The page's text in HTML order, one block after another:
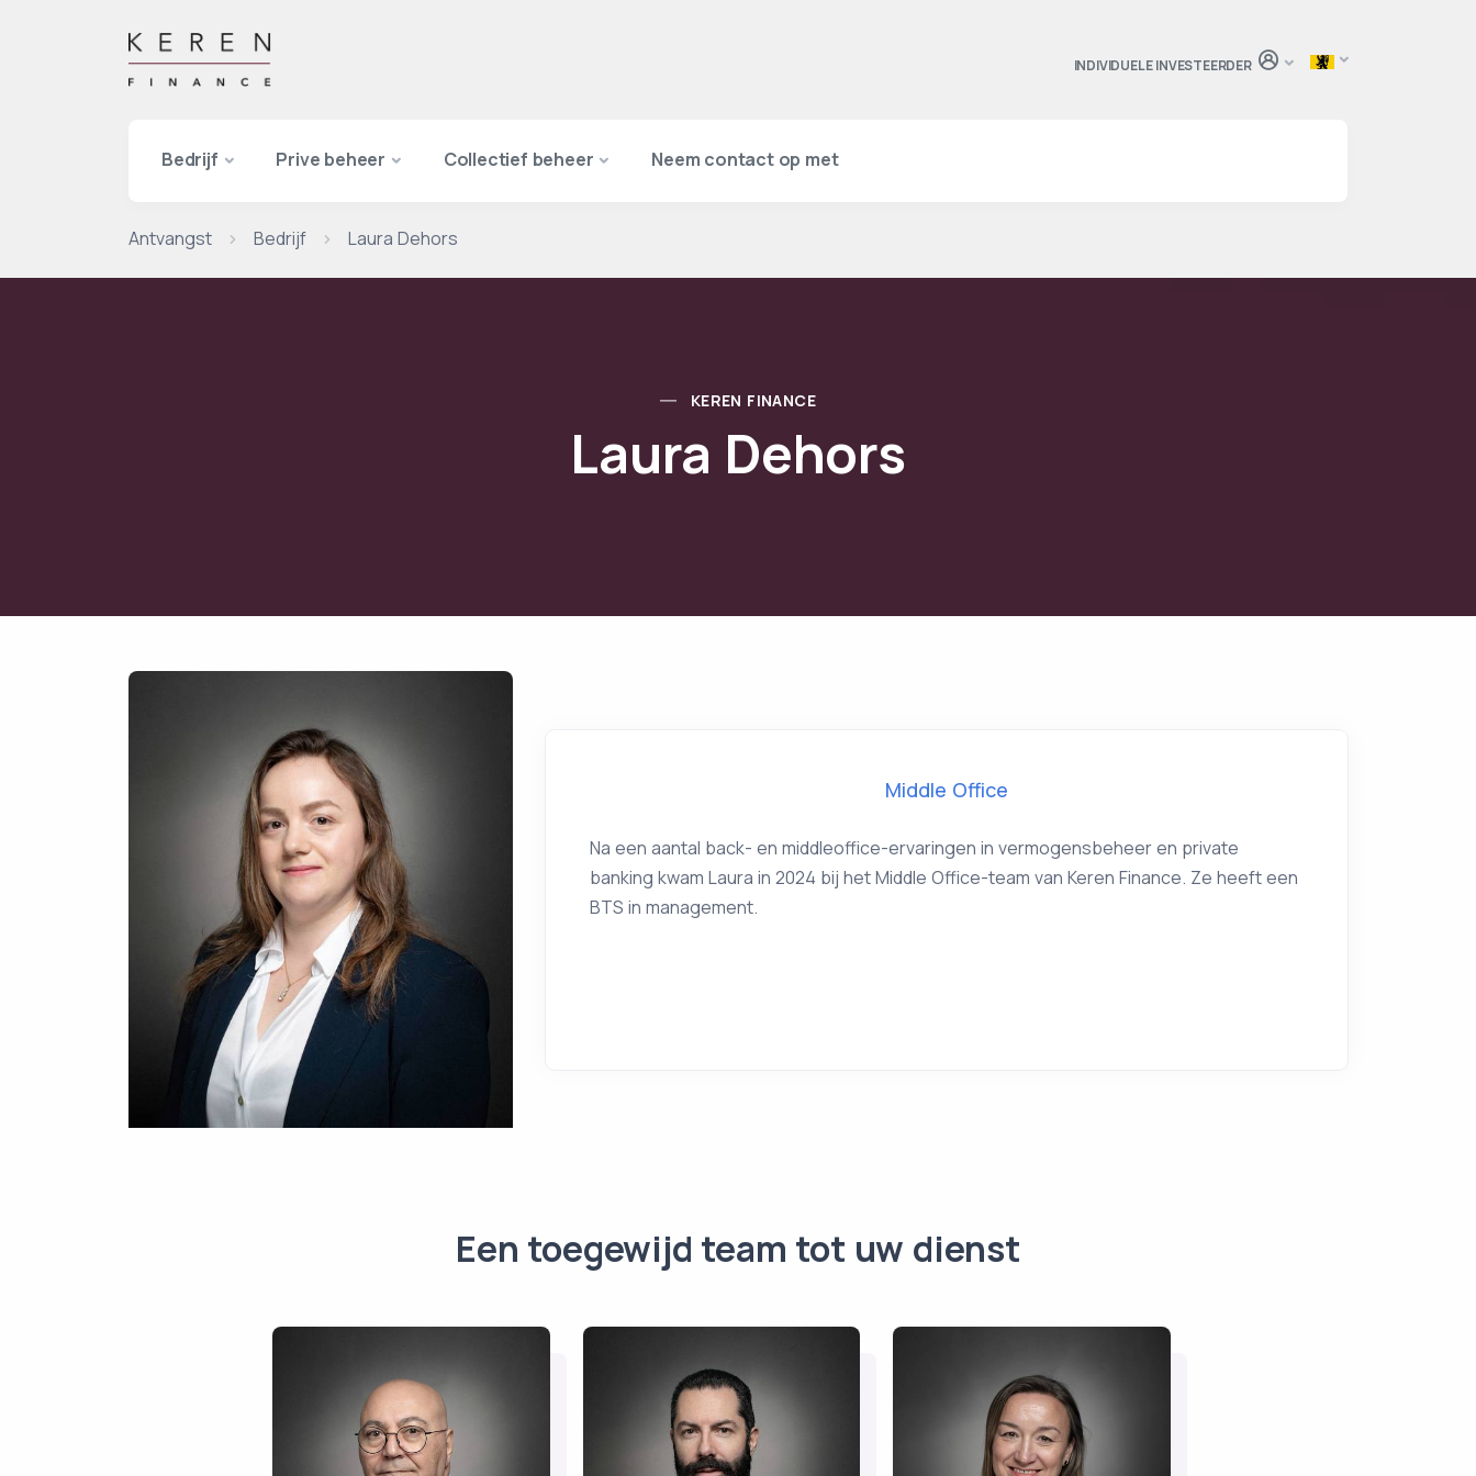
INDIVIDUELE INVESTEERDER
Bedrijf Prive beheer Collectief beheer Neem contact op met
Antvangst Bedrijf Laura Dehors
KEREN FINANCE
Laura Dehors
Middle Office
Na een aantal back- en middleoffice-ervaringen in vermogensbeheer en private
banking kwam Laura in 2024 bij het Middle Office-team van Keren Finance. Ze heeft een
BTS in management.
Een toegewijd team tot uw dienst
Raphaël
Elmaleh
Vincent
Schmidt
Christelle
Dupuis